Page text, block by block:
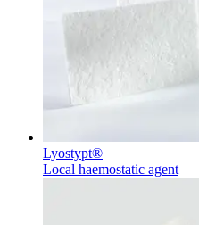
Kontakt
I dialog med B. Braun. Lad
Lyostypt®
Local haemostatic agent